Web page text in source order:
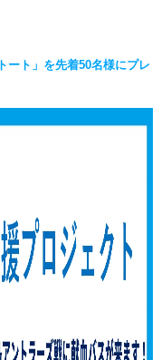
ート」を先着50名様にプレ